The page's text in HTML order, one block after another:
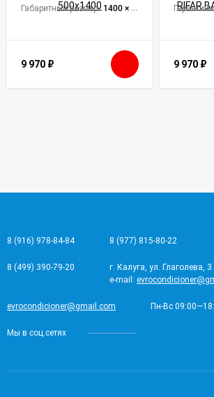
Габаритный размер: 1400 × 500 × 102 мм
9 970 ₽ 9 970 ₽
8 (916) 978-84-84 8 (977) 815-80-22
8 (499) 390-79-20
г. Калуга, ул. Глаголева, 3
e-mail:
evrocondicioner@gmail.com Пн-Вс
Мы в соц.сетях